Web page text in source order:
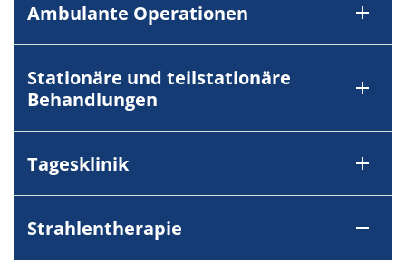
Ambulante Operationen
Stationäre und teilstationäre
Behandlungen
Tagesklinik
Strahlentherapie